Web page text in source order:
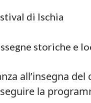
di Ischia
storiche e
all’insegna
la